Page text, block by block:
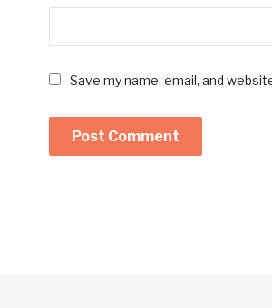
Save my name, email, and